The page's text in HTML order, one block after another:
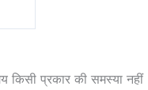
प्रकार की समस्या नहीं